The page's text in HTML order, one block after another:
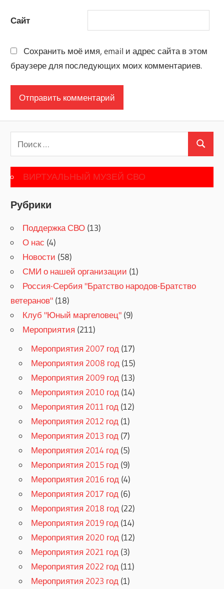
Сайт
Сохранить моё имя, email и адрес сайта в этом
браузере для последующих моих комментариев.
Поиск
ВИРТУАЛЬНЫЙ МУЗЕЙ СВО
Рубрики
Поддержка СВО (13)
О нас (4)
Новости (58)
СМИ о нашей организации (1)
Россия-Сербия "Братство народов-Братство
ветеранов" (18)
Клуб "Юный маргеловец" (9)
Мероприятия (211)
Мероприятия 2007 год (17)
Мероприятия 2008 год (15)
Мероприятия 2009 год (13)
Мероприятия 2010 год (14)
Мероприятия 2011 год (12)
Мероприятия 2012 год (1)
Мероприятия 2013 год (7)
Мероприятия 2014 год (5)
Мероприятия 2015 год (9)
Мероприятия 2016 год (4)
Мероприятия 2017 год (6)
Мероприятия 2018 год (22)
Мероприятия 2019 год (14)
Мероприятия 2020 год (12)
Мероприятия 2021 год (3)
Мероприятия 2022 год (11)
Мероприятия 2023 год (1)